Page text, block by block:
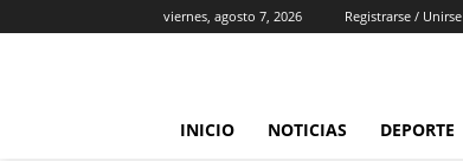
viernes, agosto 7, 2026 Registrarse / Unirse
INICIO NOTICIAS DEPORTE